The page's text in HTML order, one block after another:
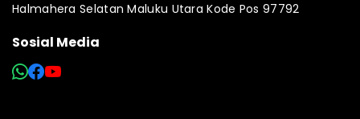
Halmahera Selatan Maluku Utara Kode Pos 97792
Sosial Media